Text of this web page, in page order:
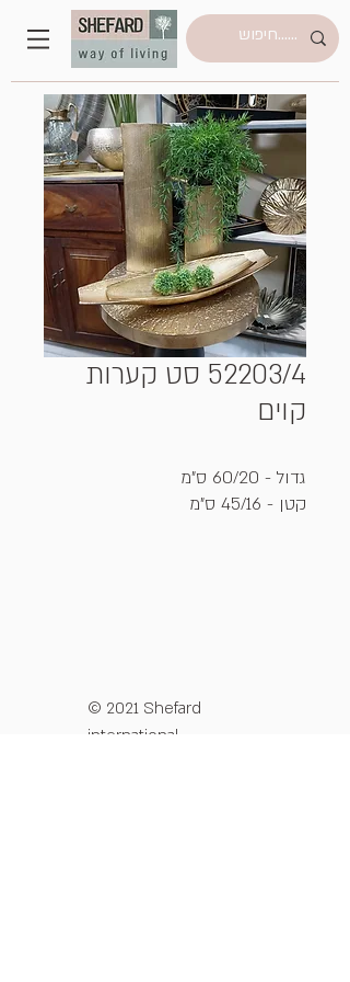
52203/4 סט קערות
קוים
גדול - 60/20 ס"מ
קטן - 45/16 ס"מ
© 2021 Shefard
international